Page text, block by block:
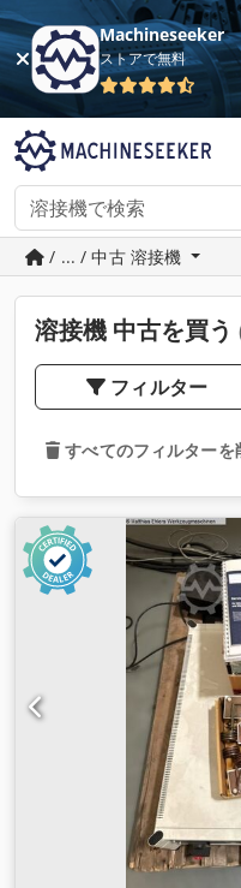
Machineseeker
ストアで無料
/ ... / 中古 溶接機
溶接機 中古を買う
フィルター
すべてのフィルターを